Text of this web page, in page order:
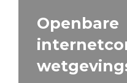
Openbare